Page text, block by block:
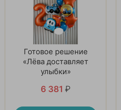
Готовое решение
«Лёва доставляет
улыбки»
6 381 ₽